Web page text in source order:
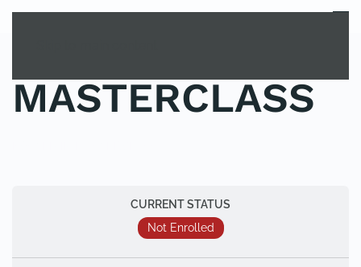
MENU
MASTERCLASS
CURRENT STATUS
Not Enrolled